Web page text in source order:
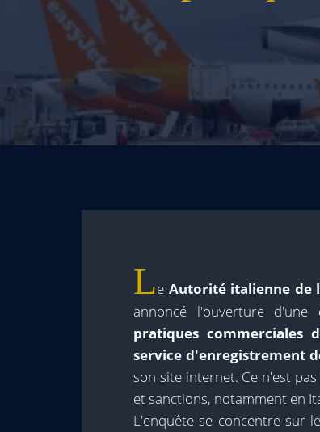
Le Autorité italienne de
annoncé l'ouverture
pratiques commerciales
service d'enregistrement
son site internet. Ce n'est
et sanctions, notamment en
L'enquête se concentre sur